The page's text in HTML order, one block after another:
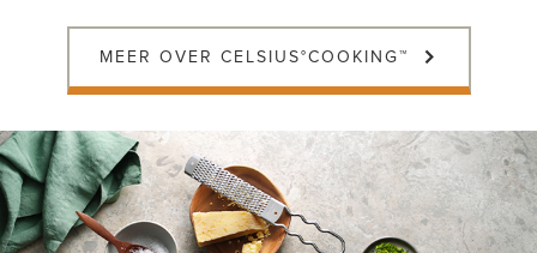
MEER OVER CELSIUS°COOKING™